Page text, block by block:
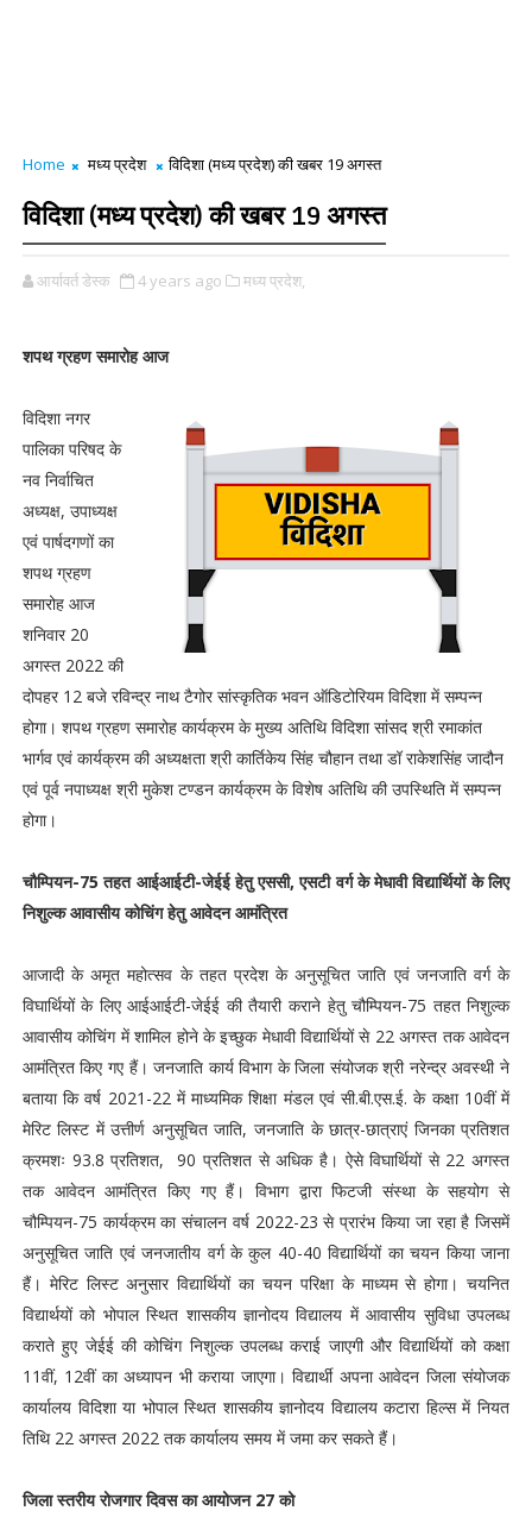
Home मध्य प्रदेश विदिशा (मध्य प्रदेश) की खबर 19 अगस्त
विदिशा (मध्य प्रदेश) की खबर 19 अगस्त
आर्यावर्त डेस्क 4 years ago मध्य प्रदेश,
शपथ ग्रहण समारोह आज
विदिशा नगर
पालिका परिषद के
नव निर्वाचित
अध्यक्ष, उपाध्यक्ष
एवं पार्षदगणों का
शपथ ग्रहण
समारोह आज
शनिवार 20
अगस्त 2022 की
दोपहर 12 बजे रविन्द्र नाथ टैगोर सांस्कृतिक भवन ऑडिटोरियम विदिशा में सम्पन्न
होगा। शपथ ग्रहण समारोह कार्यक्रम के मुख्य अतिथि विदिशा सांसद श्री रमाकांत
भार्गव एवं कार्यक्रम की अध्यक्षता श्री कार्तिकेय सिंह चौहान तथा डॉ राकेशसिंह जादौन
एवं पूर्व नपाध्यक्ष श्री मुकेश टण्डन कार्यक्रम के विशेष अतिथि की उपस्थिति में सम्पन्न
होगा।
चौम्पियन-75 तहत आईआईटी-जेईई हेतु एससी, एसटी वर्ग के मेधावी विद्यार्थियों के लिए
निशुल्क आवासीय कोचिंग हेतु आवेदन आमंत्रित
आजादी के अमृत महोत्सव के तहत प्रदेश के अनुसूचित जाति एवं जनजाति वर्ग के
विघार्थियों के लिए आईआईटी-जेईई की तैयारी कराने हेतु चौम्पियन-75 तहत निशुल्क
आवासीय कोचिंग में शामिल होने के इच्छुक मेधावी विद्यार्थियों से 22 अगस्त तक आवेदन
आमंत्रित किए गए हैं। जनजाति कार्य विभाग के जिला संयोजक श्री नरेन्द्र अवस्थी ने
बताया कि वर्ष 2021-22 में माध्यमिक शिक्षा मंडल एवं सी.बी.एस.ई. के कक्षा 10वीं में
मेरिट लिस्ट में उत्तीर्ण अनुसूचित जाति, जनजाति के छात्र-छात्राएं जिनका प्रतिशत
क्रमशः 93.8 प्रतिशत, 90 प्रतिशत से अधिक है। ऐसे विघार्थियों से 22 अगस्त
तक आवेदन आमंत्रित किए गए हैं। विभाग द्वारा फिटजी संस्था के सहयोग से
चौम्पियन-75 कार्यक्रम का संचालन वर्ष 2022-23 से प्रारंभ किया जा रहा है जिसमें
अनुसूचित जाति एवं जनजातीय वर्ग के कुल 40-40 विद्यार्थियों का चयन किया जाना
हैं। मेरिट लिस्ट अनुसार विद्यार्थियों का चयन परिक्षा के माध्यम से होगा। चयनित
विद्यार्थयों को भोपाल स्थित शासकीय ज्ञानोदय विद्यालय में आवासीय सुविधा उपलब्ध
कराते हुए जेईई की कोचिंग निशुल्क उपलब्ध कराई जाएगी और विद्यार्थियों को कक्षा
11वीं, 12वीं का अध्यापन भी कराया जाएगा। विद्यार्थी अपना आवेदन जिला संयोजक
कार्यालय विदिशा या भोपाल स्थित शासकीय ज्ञानोदय विद्यालय कटारा हिल्स में नियत
तिथि 22 अगस्त 2022 तक कार्यालय समय में जमा कर सकते हैं।
जिला स्तरीय रोजगार दिवस का आयोजन 27 को